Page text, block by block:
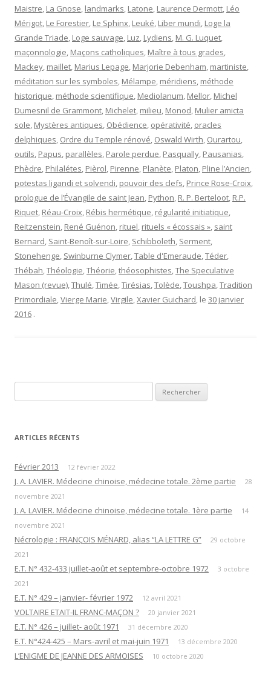
Maistre, La Gnose, landmarks, Latone, Laurence Dermott, Léo
Mérigot, Le Forestier, Le Sphinx, Leuké, Liber mundi, Loge la
Grande Triade, Loge sauvage, Luz, Lydiens, M. G. Luquet,
maçonnologie, Maçons catholiques, Maître à tous grades,
Mackey, maillet, Marius Lepage, Marjorie Debenham, martiniste,
méditation sur les symboles, Mélampe, méridiens, méthode
historique, méthode scientifique, Mediolanum, Mellor, Michel
Dumesnil de Grammont, Michelet, milieu, Monod, Mulier amicta
sole, Mystères antiques, Obédience, opérativité, oracles
delphiques, Ordre du Temple rénové, Oswald Wirth, Ourartou,
outils, Papus, parallèles, Parole perdue, Pasqually, Pausanias,
Phèdre, Philalétes, Pièrol, Pirenne, Planète, Platon, Pline l’Ancien,
potestas ligandi et solvendi, pouvoir des clefs, Prince Rose-Croix,
prologue de l’Évangile de saint Jean, Python, R. P. Berteloot, R.P.
Riquet, Réau-Croix, Rébis hermétique, régularité initiatique,
Reitzenstein, René Guénon, rituel, rituels « écossais », saint
Bernard, Saint-Benoît-sur-Loire, Schibboleth, Serment,
Stonehenge, Swinburne Clymer,Table d'Emeraude,Téder,
Thébah,Théologie,Théorie,théosophistes,The Speculative
Mason (revue),Thulé,Timée,Tirésias,Tolède,Toushpa,Tradition
Primordiale,Vierge Marie,Virgile,Xavier Guichard, le 30 janvier
2016 .
ARTICLES RÉCENTS
Février 2013 12 février 2022
J. A. LAVIER. Médecine chinoise, médecine totale. 2ème partie
28
novembre 2021
J. A. LAVIER. Médecine chinoise, médecine totale. 1ère partie
14
novembre 2021
Nécrologie : FRANÇOIS MÉNARD, alias “LA LETTRE G”
29 octobre
2021
E.T. N° 432-433 juillet-août et septembre-octobre 1972
3 octobre
2021
E.T. N° 429 – janvier- février 1972 12 avril 2021
VOLTAIRE ETAIT-IL FRANC-MAÇON ? 20 janvier 2021
E.T. N° 426 – juillet- août 1971 31 décembre 2020
E.T. N°424-425 – Mars-avril et mai-juin 1971 13 décembre 2020
L’ENIGME DE JEANNE DES ARMOISES 10 octobre 2020